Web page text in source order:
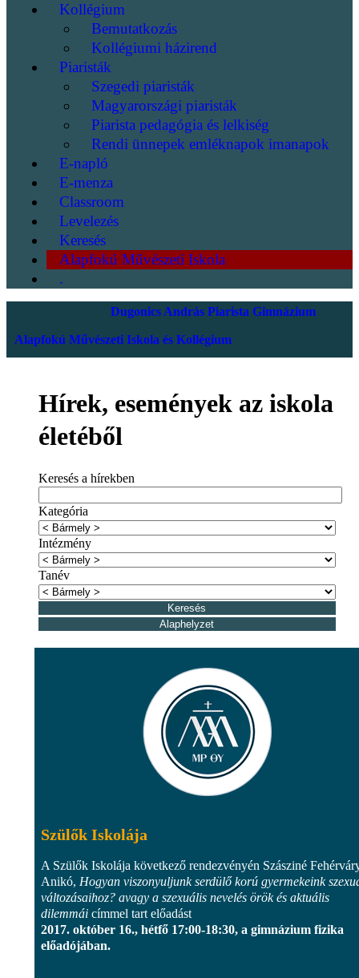
Kollégium
Bemutatkozás
Kollégiumi házirend
Piaristák
Szegedi piaristák
Magyarországi piaristák
Piarista pedagógia és lelkiség
Rendi ünnepek emléknapok imanapok
E-napló
E-menza
Classroom
Levelezés
Keresés
Alapfokú Művészeti Iskola
.
Dugonics András Piarista Gimnázium
Alapfokú Művészeti Iskola és Kollégium
Hírek, események az iskola
életéből
Keresés a hírekben
Kategória
Intézmény
Tanév
Szülők Iskolája
A Szülők Iskolája következő rendezvényén Szásziné
Anikó, Hogyan viszonyuljunk serdülő korú gyermekeink
változásaihoz? avagy a szexuális nevelés örök és aktuális
dilemmái címmel tart előadást
2017. október 16., hétfő 17:00-18:30, a gimnázium fizika
előadójában.